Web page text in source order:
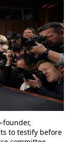
founder,
to testify before